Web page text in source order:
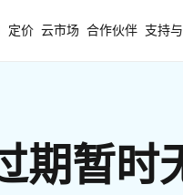
定价 云市场 合作伙伴 支持
期暂时